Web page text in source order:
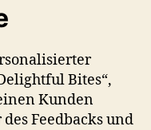
Bites“,
Kunden
Feedbacks und